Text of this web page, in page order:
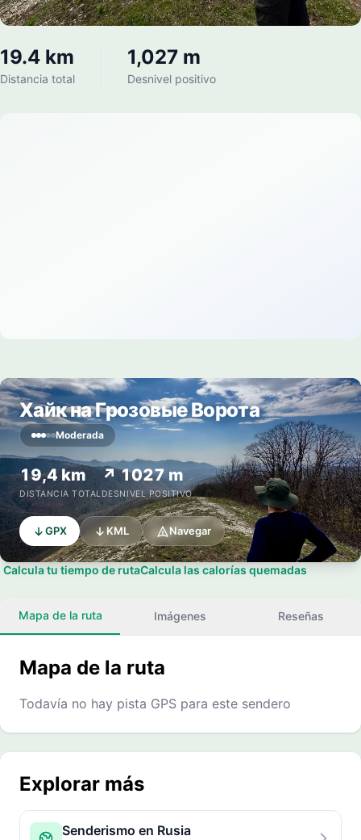
19.4 km
Distancia total
1,027 m
Desnivel positivo
Хайк на Грозовые Ворота
Moderada
19,4 km
DISTANCIA TOTAL
↗ 1027 m
DESNIVEL POSITIVO
GPX KML Navegar
Calcula tu tiempo de rutaCalcula las calorías quemadas
Mapa de la ruta Imágenes Reseñas
Mapa de la ruta
Todavía no hay pista GPS para este sendero
Explorar más
Senderismo en Rusia